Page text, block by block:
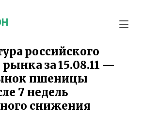
российского
рынка за 15.08.11 —
пшеницы
7 недель
снижения